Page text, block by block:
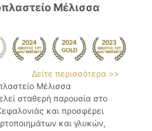
Μέλισσα
Δείτε περισσότερα >>
Μέλισσα
σταθερή παρουσία στο
και προσφέρει
και γλυκών,